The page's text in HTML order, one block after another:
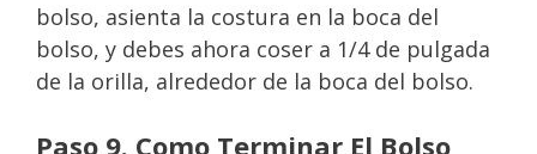
bolso, asienta la costura en la boca del
bolso, y debes ahora coser a 1/4 de pulgada
de la orilla, alrededor de la boca del bolso.
Paso 9. Como Terminar El Bolso